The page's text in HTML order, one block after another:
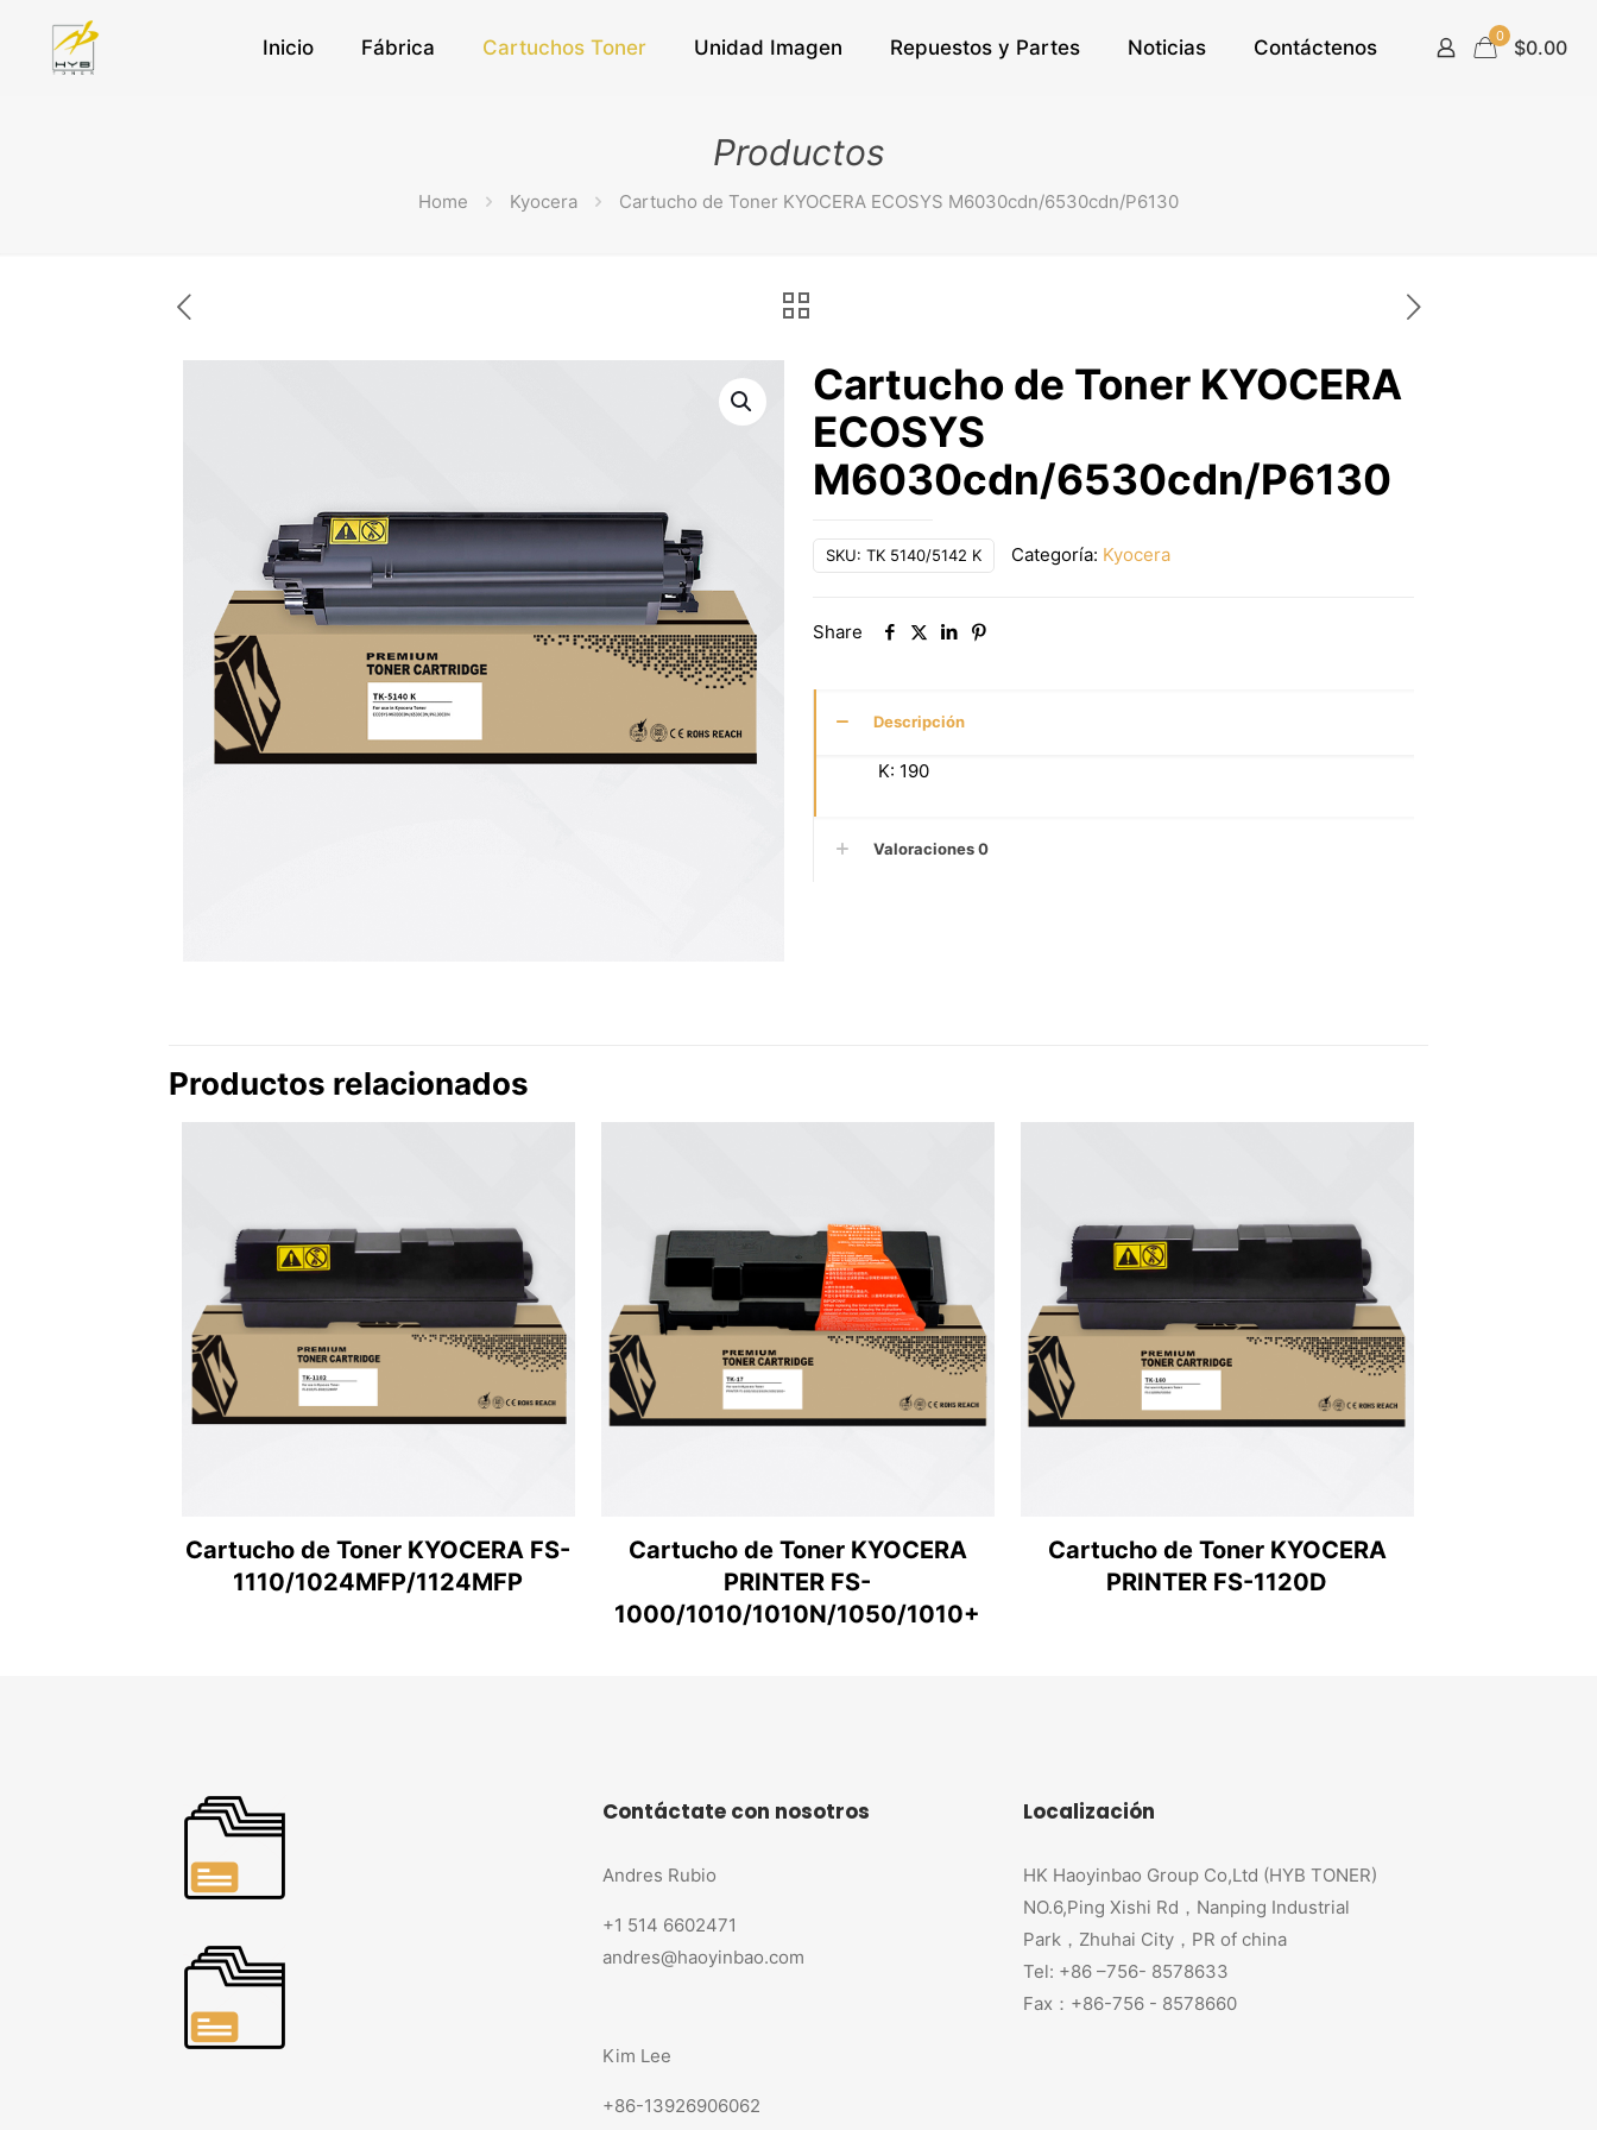
Inicio Fábrica Cartuchos Toner Unidad Imagen Repuestos y Partes Noticias Contáctenos 0 $0.00
Productos
Home Kyocera Cartucho de Toner KYOCERA ECOSYS M6030cdn/6530cdn/P6130
Cartucho de Toner KYOCERA
ECOSYS
M6030cdn/6530cdn/P6130
SKU: TK 5140/5142 K Categoría: Kyocera
Share
Descripción
K: 190
Valoraciones0
Productos relacionados
Cartucho de Toner KYOCERA FS-
1110/1024MFP/1124MFP
Cartucho de Toner KYOCERA
PRINTER FS-
1000/1010/1010N/1050/1010+
Cartucho de Toner KYOCERA
PRINTER FS-1120D
Contáctate con nosotros
Andres Rubio
+1 514 6602471
andres@haoyinbao.com
Kim Lee
+86-13926906062
Localización
HK Haoyinbao Group Co,Ltd (HYB TONER)
NO.6,Ping Xishi Rd，Nanping Industrial
Park，Zhuhai City，PR of china
Tel: +86 –756- 8578633
Fax：+86-756 - 8578660